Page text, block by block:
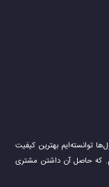
توانسته‌ایم بهترین کیفیت
که حاصل آن داشتن مشتری